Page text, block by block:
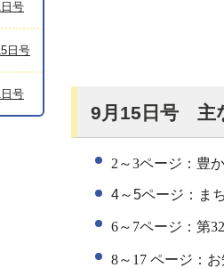
9月15日号 主
2 ～3ページ：豊
4～5ページ：ま
6～7ページ：第
8～17 ページ ：
号
日号
号